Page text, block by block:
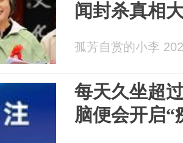
闻封杀真相
孤芳自赏的小李
每天久坐超
脑便会开启“